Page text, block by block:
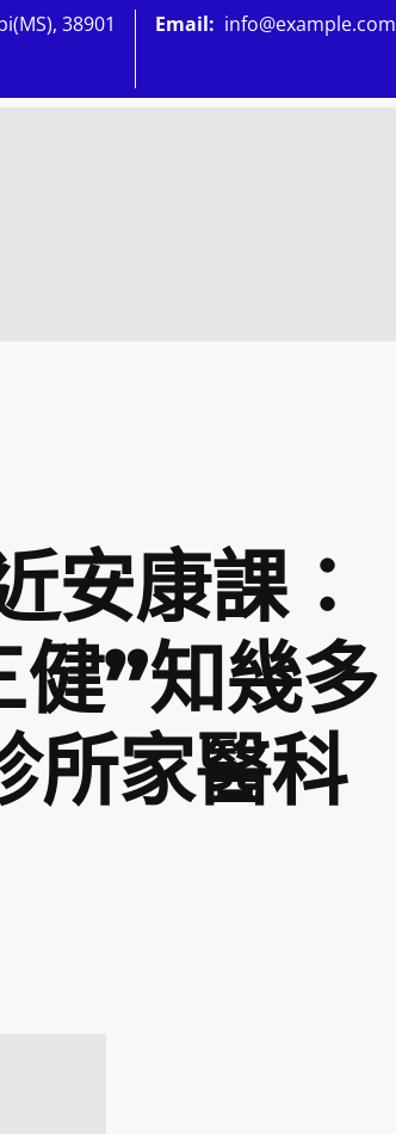
38901 Email: info@example.com
安康課：
健”知幾多
所家醫科